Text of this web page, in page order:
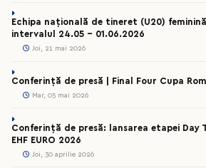
Echipa națională de tineret (U20)
intervalul 24.05 – 01.06.2026
Joi, 21 mai 2026
Conferință de presă | Final Four Cupa
Mar, 05 mai 2026
Conferință de presă: lansarea etapei Day
EHF EURO 2026
Joi, 30 aprilie 2026